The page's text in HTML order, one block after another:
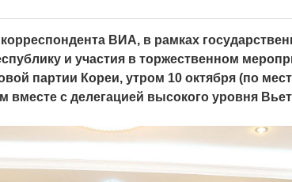
ВИА, в рамках
и участия в торжественном
партии Кореи, утром 10 октября (по
вместе с делегацией высокого уровня